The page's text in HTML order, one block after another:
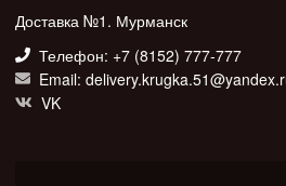
Доставка №1. Мурманск
Телефон: +7 (8152) 777-777
Email:
VK